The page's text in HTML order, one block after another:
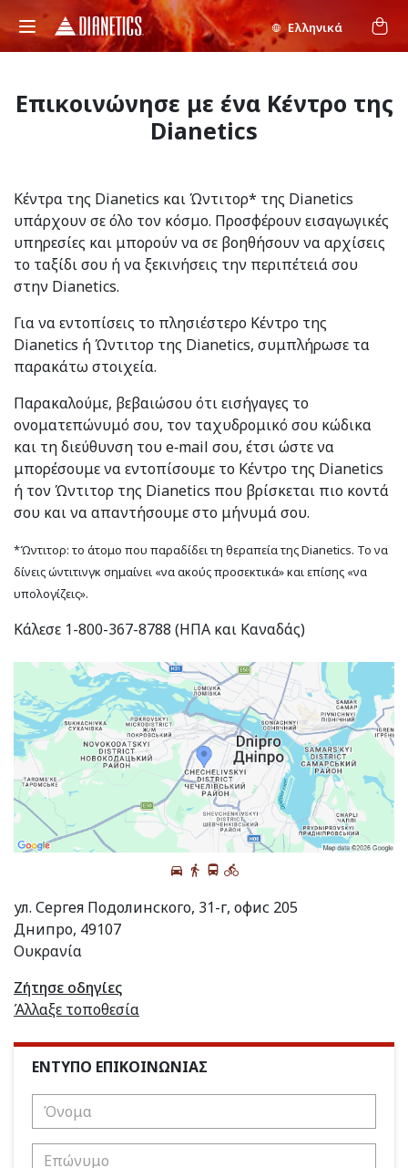
Ελληνικά
Επικοινώνησε με ένα Κέντρο της
Dianetics
Κέντρα της Dianetics και Ώντιτορ* της Dianetics
υπάρχουν σε όλο τον κόσμο. Προσφέρουν εισαγωγικές
υπηρεσίες και μπορούν να σε βοηθήσουν να αρχίσεις
το ταξίδι σου ή να ξεκινήσεις την περιπέτειά σου
στην Dianetics.
Για να εντοπίσεις το πλησιέστερο Κέντρο της
Dianetics ή Ώντιτορ της Dianetics, συμπλήρωσε τα
παρακάτω στοιχεία.
Παρακαλούμε, βεβαιώσου ότι εισήγαγες το
ονοματεπώνυμό σου, τον ταχυδρομικό σου κώδικα
και τη διεύθυνση του e‑mail σου, έτσι ώστε να
μπορέσουμε να εντοπίσουμε το Κέντρο της Dianetics
ή τον Ώντιτορ της Dianetics που βρίσκεται πιο κοντά
σου και να απαντήσουμε στο μήνυμά σου.
*Ώντιτορ: το άτομο που παραδίδει τη θεραπεία της Dianetics. Το να
δίνεις ώντιτινγκ σημαίνει «να ακούς προσεκτικά» και επίσης «να
υπολογίζεις».
Κάλεσε 1-800-367-8788 (ΗΠΑ και Καναδάς)
ул. Сергея Подолинского, 31-г, офис 205
Днипро, 49107
Ουκρανία
Ζήτησε οδηγίες
Άλλαξε τοποθεσία
ΕΝΤΥΠΟ ΕΠΙΚΟΙΝΩΝΙΑΣ